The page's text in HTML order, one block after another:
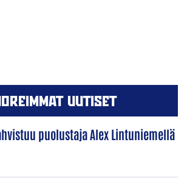
UUTISET
puolustaja Alex Lintuniemellä